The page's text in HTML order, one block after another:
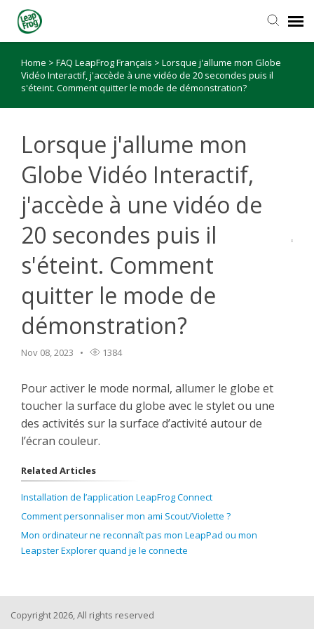
Home > FAQ LeapFrog Français > Lorsque j'allume mon Globe
Vidéo Interactif, j'accède à une vidéo de 20 secondes puis il
s'éteint. Comment quitter le mode de démonstration?
Lorsque j'allume mon
Globe Vidéo Interactif,
j'accède à une vidéo de
20 secondes puis il
s'éteint. Comment
quitter le mode de
démonstration?
Nov 08, 2023 1384
Pour activer le mode normal, allumer le globe et
toucher la surface du globe avec le stylet ou une
des activités sur la surface d’activité autour de
l’écran couleur.
Related Articles
Installation de l’application LeapFrog Connect
Comment personnaliser mon ami Scout/Violette ?
Mon ordinateur ne reconnaît pas mon LeapPad ou mon
Leapster Explorer quand je le connecte
Copyright 2026, All rights reserved